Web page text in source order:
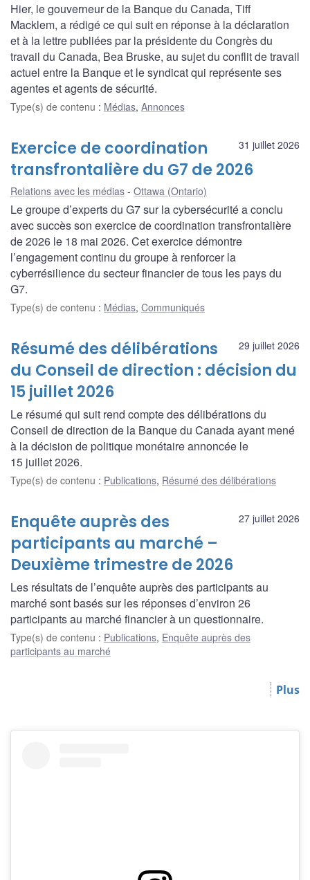
Hier, le gouverneur de la Banque du Canada, Tiff
Macklem, a rédigé ce qui suit en réponse à la déclaration
et à la lettre publiées par la présidente du Congrès du
travail du Canada, Bea Bruske, au sujet du conflit de travail
actuel entre la Banque et le syndicat qui représente ses
agentes et agents de sécurité.
Type(s) de contenu : Médias, Annonces
31 juillet 2026
Exercice de coordination
transfrontalière du G7 de 2026
Relations avec les médias Ottawa (Ontario)
Le groupe d’experts du G7 sur la cybersécurité a conclu
avec succès son exercice de coordination transfrontalière
de 2026 le 18 mai 2026. Cet exercice démontre
l’engagement continu du groupe à renforcer la
cyberrésilience du secteur financier de tous les pays du
G7.
Type(s) de contenu : Médias, Communiqués
29 juillet 2026
Résumé des délibérations
du Conseil de direction : décision du
15 juillet 2026
Le résumé qui suit rend compte des délibérations du
Conseil de direction de la Banque du Canada ayant mené
à la décision de politique monétaire annoncée le
15 juillet 2026.
Type(s) de contenu : Publications, Résumé des délibérations
27 juillet 2026
Enquête auprès des
participants au marché –
Deuxième trimestre de 2026
Les résultats de l’enquête auprès des participants au
marché sont basés sur les réponses d’environ 26
participants au marché financier à un questionnaire.
Type(s) de contenu : Publications, Enquête auprès des
participants au marché
Plus